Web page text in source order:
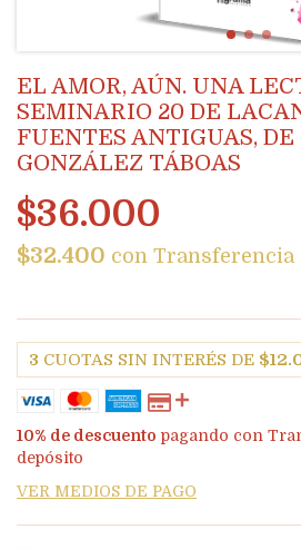
EL AMOR, AÚN. UNA
SEMINARIO 20 DE
FUENTES ANTIGUAS,
GONZÁLEZ TÁBOAS
$36.000
$32.400 con Transferencia
3 CUOTAS SIN INTERÉS DE
10% de descuento pagando con
depósito
VER MEDIOS DE PAGO